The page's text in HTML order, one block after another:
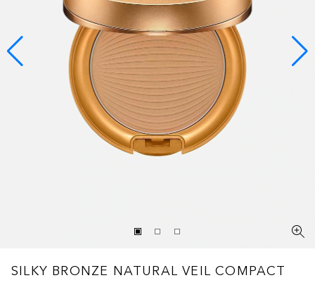
SILKY BRONZE NATURAL VEIL COMPACT